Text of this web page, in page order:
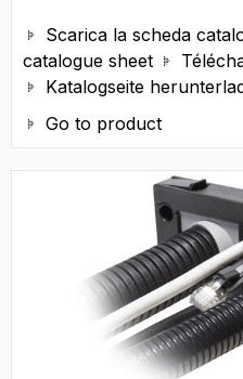
 Scarica la scheda
catalogue sheet

 Katalogseite
 Go to product